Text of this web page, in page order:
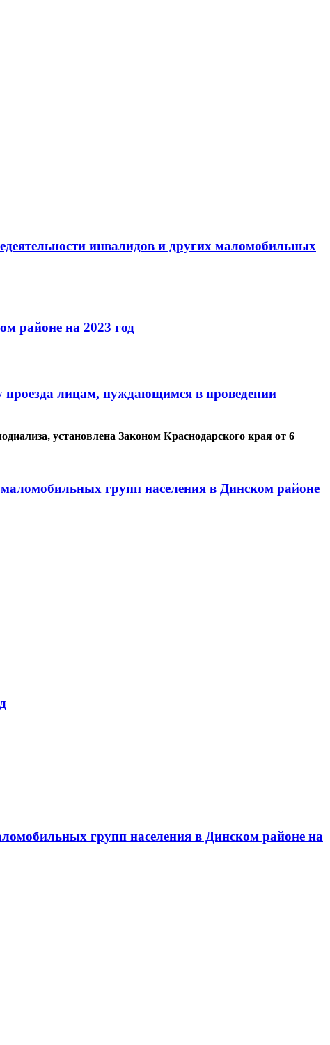
инвалидов и других маломобильных
районе на 2023 год
лицам, нуждающимся в проведении
установлена Законом Краснодарского края от 6
групп населения в Динском районе
групп населения в Динском районе на